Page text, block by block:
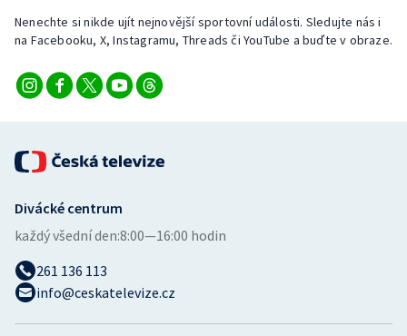
Nenechte si nikde ujít nejnovější sportovní události. Sledujte nás i
na Facebooku, X, Instagramu, Threads či YouTube a buďte v obraze.
Divácké centrum
každý všední den:8:00—16:00 hodin
261 136 113
info@ceskatelevize.cz